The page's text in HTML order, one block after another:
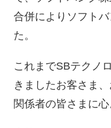
合併によりソフト
た。
これまでSBテクノ
きましたお客さま
関係者の皆さまに